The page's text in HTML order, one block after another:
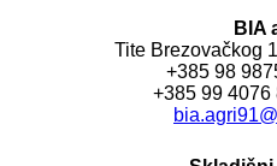
BIA
Tite Brezovačkog
+385 98
+385 99 4076